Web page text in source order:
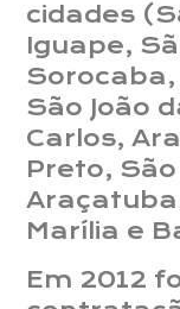
cidades
Iguape,
Sorocaba,
São João
Carlos,
Preto, São
Marília e
Em 2012